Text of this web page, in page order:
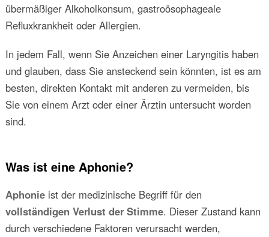
übermäßiger Alkoholkonsum, gastroösophageale
Refluxkrankheit oder Allergien.
In jedem Fall, wenn Sie Anzeichen einer Laryngitis haben
und glauben, dass Sie ansteckend sein könnten, ist es am
besten, direkten Kontakt mit anderen zu vermeiden, bis
Sie von einem Arzt oder einer Ärztin untersucht worden
sind.
Was ist eine Aphonie?
Aphonieist der medizinische Begriff für den
vollständigen Verlust der Stimme. Dieser Zustand kann
durch verschiedene Faktoren verursacht werden,